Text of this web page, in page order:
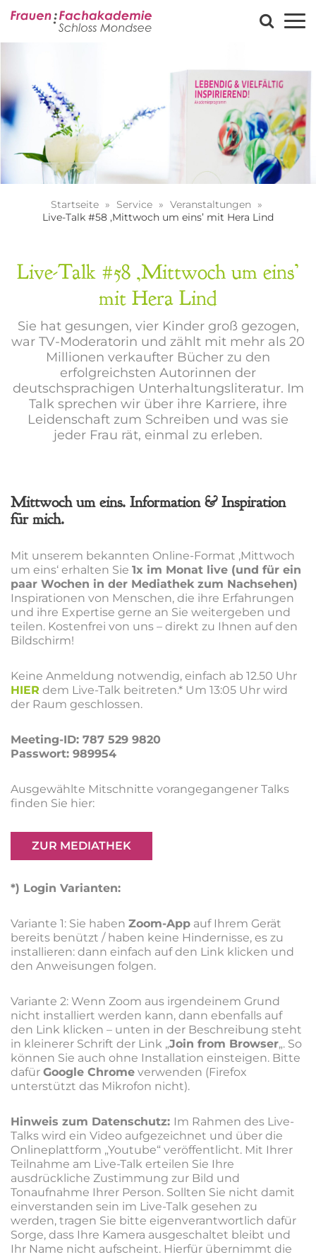
Startseite Service
Veranstaltungen
Live-Talk #58 ‚Mittwoch um eins’ mit Hera Lind
Live-Talk #58 ‚Mittwoch um eins’
mit Hera Lind
Sie hat gesungen, vier Kinder groß gezogen,
war TV-Moderatorin und zählt mit mehr als 20
Millionen verkaufter Bücher zu den
erfolgreichsten Autorinnen der
deutschsprachigen Unterhaltungsliteratur. Im
Talk sprechen wir über ihre Karriere, ihre
Leidenschaft zum Schreiben und was sie
jeder Frau rät, einmal zu erleben.
Mittwoch um eins. Information & Inspiration
für mich.
Mit unserem bekannten Online-Format ‚Mittwoch
um eins‘ erhalten Sie 1x im Monat live (und für ein
paar Wochen in der Mediathek zum Nachsehen)
Inspirationen von Menschen, die ihre Erfahrungen
und ihre Expertise gerne an Sie weitergeben und
teilen. Kostenfrei von uns – direkt zu Ihnen auf den
Bildschirm!
Keine Anmeldung notwendig, einfach ab 12.50 Uhr
HIER dem Live-Talk beitreten.* Um 13:05 Uhr wird
der Raum geschlossen.
Meeting-ID: 787 529 9820
Passwort: 989954
Ausgewählte Mitschnitte vorangegangener Talks
finden Sie hier:
ZUR MEDIATHEK
*) Login Varianten:
Variante 1: Sie haben Zoom-App auf Ihrem Gerät
bereits benützt / haben keine Hindernisse, es zu
installieren: dann einfach auf den Link klicken und
den Anweisungen folgen.
Variante 2: Wenn Zoom aus irgendeinem Grund
nicht installiert werden kann, dann ebenfalls auf
den Link klicken – unten in der Beschreibung steht
in kleinerer Schrift der Link „Join from Browser„. So
können Sie auch ohne Installation einsteigen. Bitte
dafür Google Chrome verwenden (Firefox
unterstützt das Mikrofon nicht).
Hinweis zum Datenschutz: Im Rahmen des Live-
Talks wird ein Video aufgezeichnet und über die
Onlineplattform „Youtube“ veröffentlicht. Mit Ihrer
Teilnahme am Live-Talk erteilen Sie Ihre
ausdrückliche Zustimmung zur Bild und
Tonaufnahme Ihrer Person. Sollten Sie nicht damit
einverstanden sein im Live-Talk gesehen zu
werden, tragen Sie bitte eigenverantwortlich dafür
Sorge, dass Ihre Kamera ausgeschaltet bleibt und
Ihr Name nicht aufscheint. Hierfür übernimmt die